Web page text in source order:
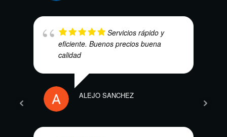
Servicios rápido y
eficiente. Buenos precios buena
calidad
ALEJO SANCHEZ